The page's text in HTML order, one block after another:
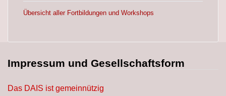
Übersicht aller Fortbildungen und Workshops
Impressum und Gesellschaftsform
Das DAIS ist gemeinnützig